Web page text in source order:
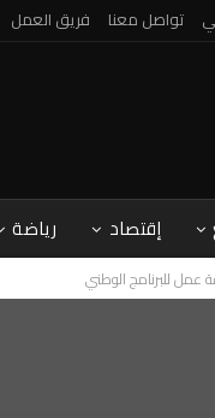
تواصل معنا فريق العمل
إقتصاد رياضة
عمل للبرنامج الوطني